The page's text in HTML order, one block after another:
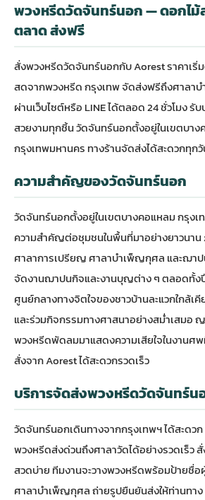
พวงหรีดวัดจันทร์นอก — ดอกไ
ตลาด ส่งฟรี
สั่งพวงหรีดวัดจันทร์นอกกับ Aorest ราคาเริ่
สดจากพวงหรีด กรุงเทพจัดส่งฟรีถึงศาลา
ผ่านเว็บไซต์หรือ LINE ได้ตลอด 24 ชั่วโมง รั
สวยงามทุกชิ้น วัดจันทร์นอกตั้งอยู่ในเขตบา
กรุงเทพมหานคร ทางร้านจัดส่งได้สะดวกทุก
ความสำคัญของวัดจันทร์นอก
วัดจันทร์นอกตั้งอยู่ในเขตบางคอแหลม กรุง
ความสำคัญต่อชุมชนในพื้นที่มาอย่างยาวนาน
ศาลาการเปรียญ ศาลาบำเพ็ญกุศล และฌา
จัดงานฌาปนกิจและงานบุญต่าง ๆ ตลอดทั้ง
ศูนย์กลางทางจิตใจของชาวบ้านละแวกใกล้เ
และร่วมกิจกรรมทางศาสนาอย่างสม่ำเสมอ
พวงหรีดพัดลมมาแสดงความเสียใจในงาน
สั่งจาก Aorest ได้สะดวกรวดเร็ว
บริการจัดส่งพวงหรีดวัดจันทร์น
วัดจันทร์นอกเดินทางจากกรุงเทพฯ ได้สะดว
พวงหรีดส่งด่วนถึงศาลาวัดได้อย่างรวดเร็ว
สวดบ่าย ทีมงานจะวางพวงหรีดพร้อมป้ายชื่อ
ศาลาบำเพ็ญกุศล ถ่ายรูปยืนยันส่งให้ท่านทาง